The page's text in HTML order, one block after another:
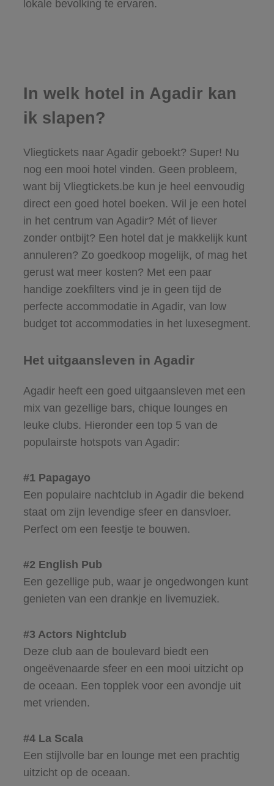
lokale bevolking te ervaren.
In welk hotel in Agadir kan
ik slapen?
Vliegtickets naar Agadir geboekt? Super! Nu
nog een mooi hotel vinden. Geen probleem,
want bij Vliegtickets.be kun je heel eenvoudig
direct een goed hotel boeken. Wil je een hotel
in het centrum van Agadir? Mét of liever
zonder ontbijt? Een hotel dat je makkelijk kunt
annuleren? Zo goedkoop mogelijk, of mag het
gerust wat meer kosten? Met een paar
handige zoekfilters vind je in geen tijd de
perfecte accommodatie in Agadir, van low
budget tot accommodaties in het luxesegment.
Het uitgaansleven in Agadir
Agadir heeft een goed uitgaansleven met een
mix van gezellige bars, chique lounges en
leuke clubs. Hieronder een top 5 van de
populairste hotspots van Agadir:
#1 Papagayo
Een populaire nachtclub in Agadir die bekend
staat om zijn levendige sfeer en dansvloer.
Perfect om een feestje te bouwen.
#2 English Pub
Een gezellige pub, waar je ongedwongen kunt
genieten van een drankje en livemuziek.
#3 Actors Nightclub
Deze club aan de boulevard biedt een
ongeëvenaarde sfeer en een mooi uitzicht op
de oceaan. Een topplek voor een avondje uit
met vrienden.
#4 La Scala
Een stijlvolle bar en lounge met een prachtig
uitzicht op de oceaan.